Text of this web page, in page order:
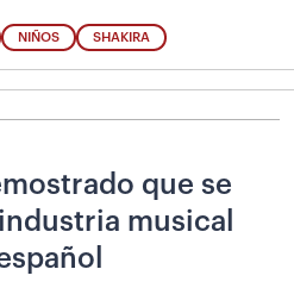
NIÑOS SHAKIRA
que se
musical